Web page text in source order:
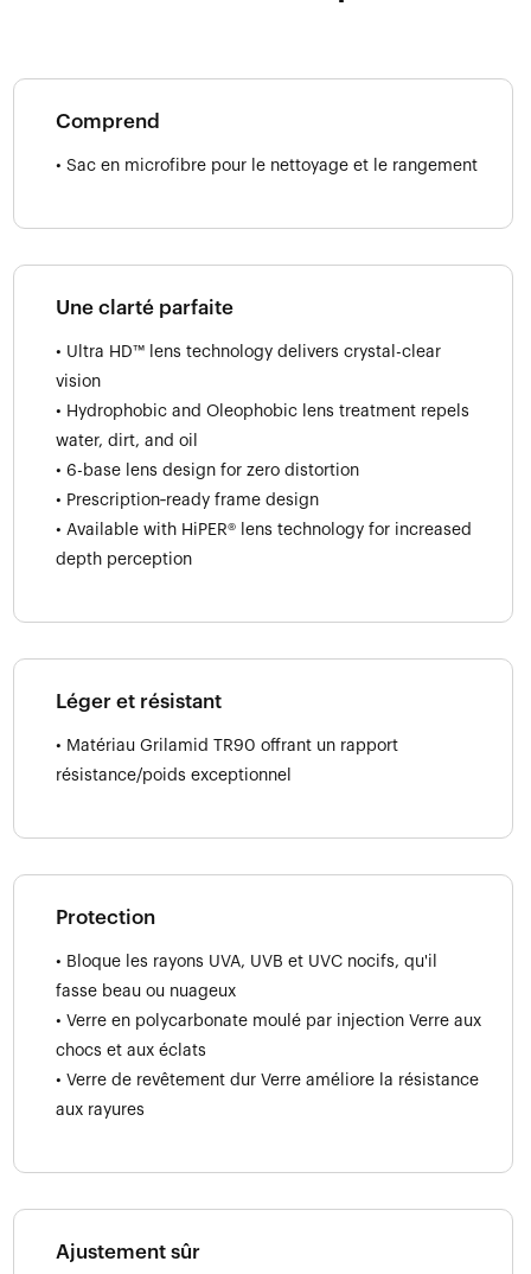
Comprend
• Sac en microfibre pour le nettoyage et le rangement
Une clarté parfaite
• Ultra HD™ lens technology delivers crystal-clear
vision
• Hydrophobic and Oleophobic lens treatment repels
water, dirt, and oil
• 6-base lens design for zero distortion
• Prescription‑ready frame design
• Available with HiPER® lens technology for increased
depth perception
Léger et résistant
• Matériau Grilamid TR90 offrant un rapport
résistance/poids exceptionnel
Protection
• Bloque les rayons UVA, UVB et UVC nocifs, qu'il
fasse beau ou nuageux
• Verre en polycarbonate moulé par injection Verre aux
chocs et aux éclats
• Verre de revêtement dur Verre améliore la résistance
aux rayures
Ajustement sûr